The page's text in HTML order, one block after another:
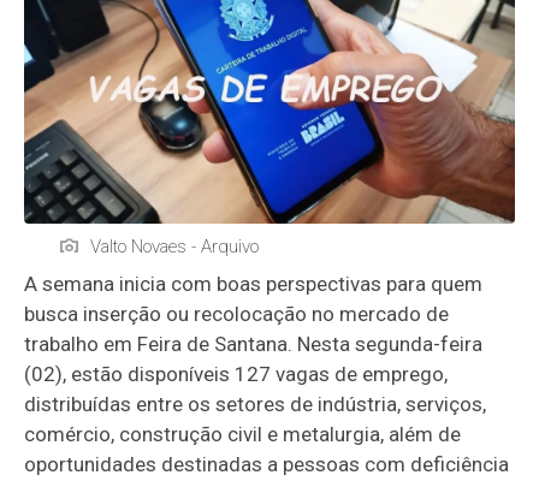
Valto Novaes - Arquivo
A semana inicia com boas perspectivas para quem
busca inserção ou recolocação no mercado de
trabalho em Feira de Santana. Nesta segunda-feira
(02), estão disponíveis 127 vagas de emprego,
distribuídas entre os setores de indústria, serviços,
comércio, construção civil e metalurgia, além de
oportunidades destinadas a pessoas com deficiência